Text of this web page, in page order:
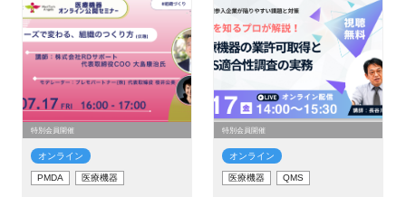
特別会員開催
オンライン
PMDA 医療機器
特別会員開催
オンライン
医療機器 QMS